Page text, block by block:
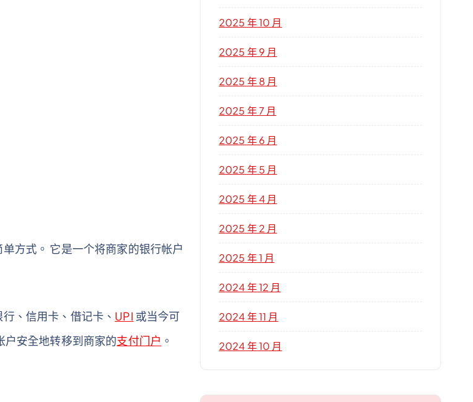
方式。 它是一个将商家的银行帐户
、信用卡、借记卡、 UPI 或当今可
户安全地转移到商家的支付门户 。
2025 年 10 月
2025 年 9 月
2025 年 8 月
2025 年 7 月
2025 年 6 月
2025 年 5 月
2025 年 4 月
2025 年 2 月
2025 年 1 月
2024 年 12 月
2024 年 11 月
2024 年 10 月